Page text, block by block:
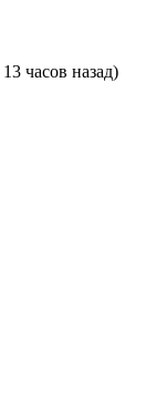
часов назад)